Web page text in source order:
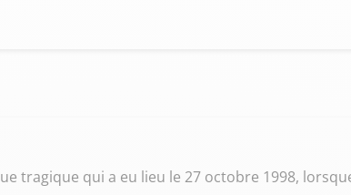
tragique qui a eu lieu le 27 octobre 1998,